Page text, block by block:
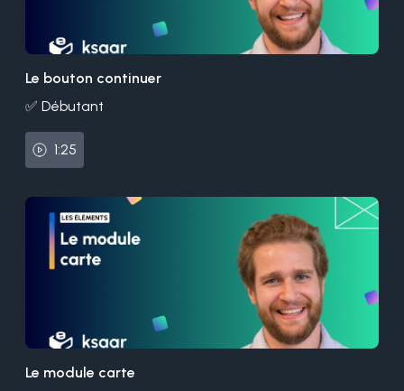
Le bouton continuer
✅ Débutant
1:25
Le module carte